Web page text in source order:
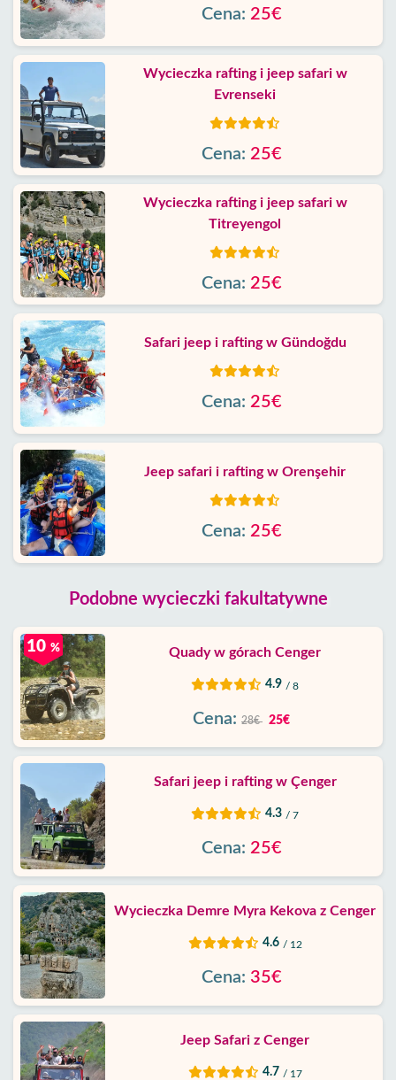
Cena: 25€
Wycieczka rafting i jeep safari w
Evrenseki
Cena: 25€
Wycieczka rafting i jeep safari w
Titreyengol
Cena: 25€
Safari jeep i rafting w Gündoğdu
Cena: 25€
Jeep safari i rafting w Orenşehir
Cena: 25€
Podobne wycieczki fakultatywne
Quady w górach Cenger
4.9 / 8
10 %
Cena: 28€ 25€
Safari jeep i rafting w Çenger
4.3 / 7
Cena: 25€
Wycieczka Demre Myra Kekova z Cenger
4.6 / 12
Cena: 35€
Jeep Safari z Cenger
4.7 / 17